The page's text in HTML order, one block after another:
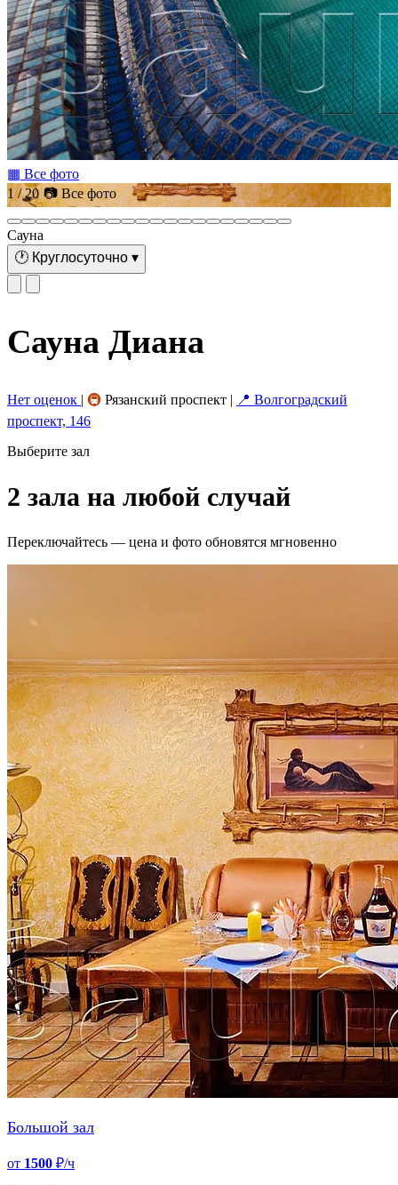
▦ Все фото
1 / 20 📷 Все фото
Сауна
🕐 Круглосуточно ▾
Сауна Диана
Нет оценок | 🚇 Рязанский проспект | 📍 Волгоградский
проспект, 146
Выберите зал
2 зала на любой случай
Переключайтесь — цена и фото обновятся мгновенно
Большой зал
от 1500 ₽/ч